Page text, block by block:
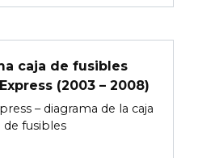
caja de fusibles
(2003 – 2008)
– diagrama de la caja
de fusibles